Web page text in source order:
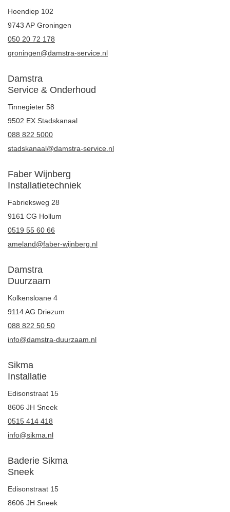
Hoendiep 102
9743 AP Groningen
050 20 72 178
groningen@damstra-service.nl
Damstra
Service & Onderhoud
Tinnegieter 58
9502 EX Stadskanaal
088 822 5000
stadskanaal@damstra-service.nl
Faber Wijnberg
Installatietechniek
Fabrieksweg 28
9161 CG Hollum
0519 55 60 66
ameland@faber-wijnberg.nl
Damstra
Duurzaam
Kolkensloane 4
9114 AG Driezum
088 822 50 50
info@damstra-duurzaam.nl
Sikma
Installatie
Edisonstraat 15
8606 JH Sneek
0515 414 418
info@sikma.nl
Baderie Sikma
Sneek
Edisonstraat 15
8606 JH Sneek